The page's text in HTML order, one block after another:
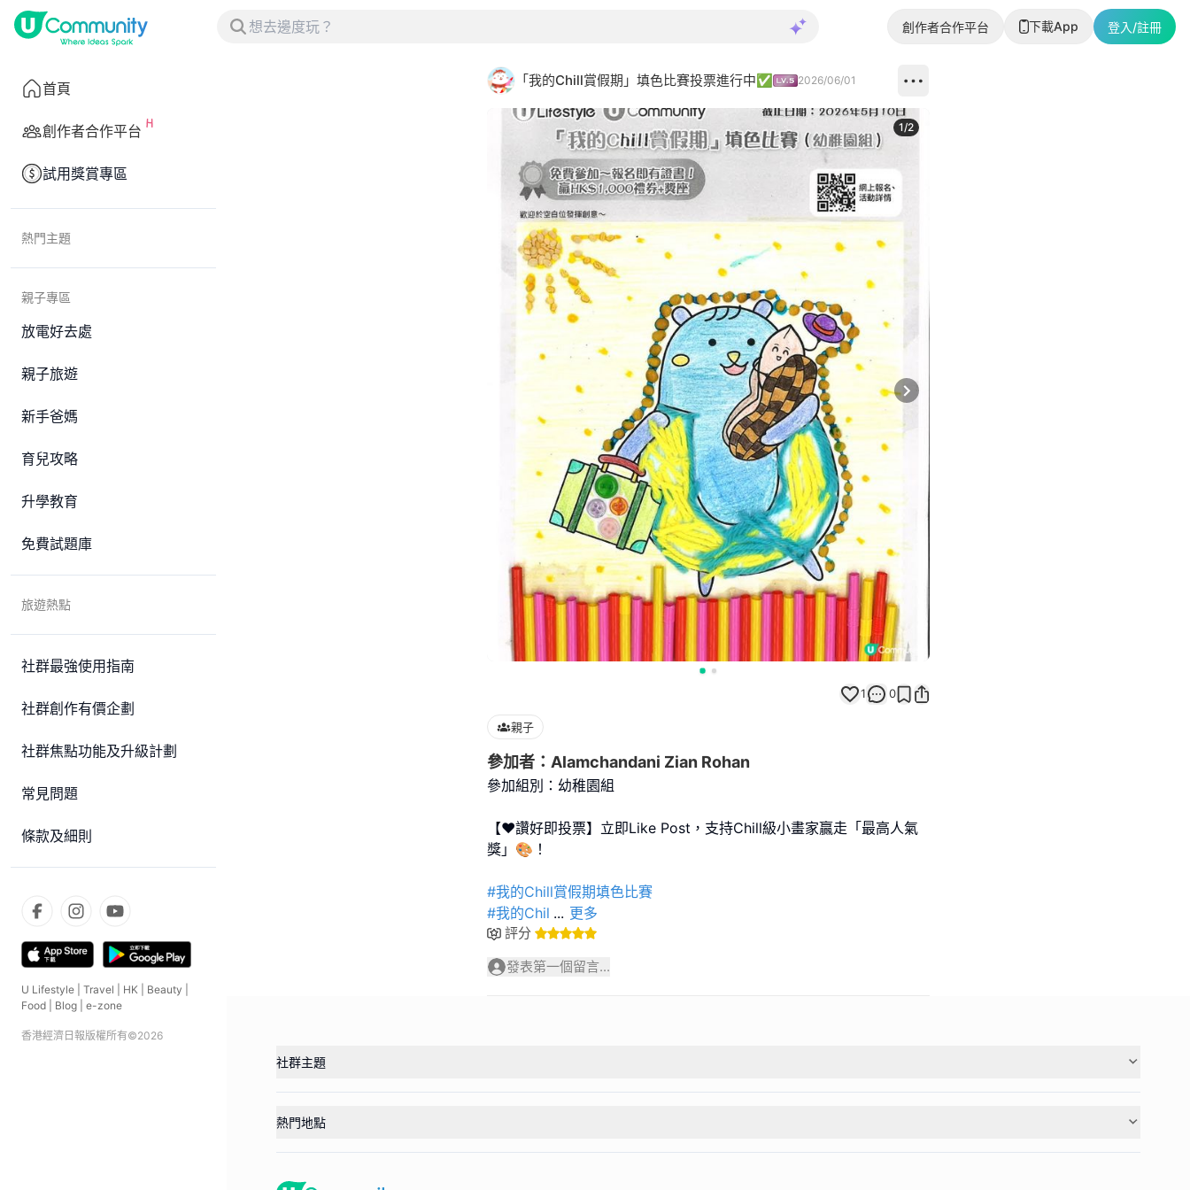
創作者合作平台 下載App 登入/註冊
首頁
創作者合作平台
試用獎賞專區
熱門主題
親子專區
放電好去處
親子旅遊
新手爸媽
育兒攻略
升學教育
免費試題庫
旅遊熱點
社群最強使用指南
社群創作有價企劃
社群焦點功能及升級計劃
常見問題
條款及細則
U Lifestyle Travel HK Beauty
Food
Blog e-zone
香港經濟日報版權所有©2026
「我的Chill賞假期」填色比賽投票進行中✅ 2026/06/01
Next slide
1/2
1 0
親子
參加者：Alamchandani Zian Rohan
參加組別：幼稚園組
【❤️讚好即投票】立即Like Post，支持Chill級小畫家贏走「最高人氣
獎」🎨！
#我的Chill賞假期填色比賽
#我的Chil ... 更多
評分
發表第一個留言...
社群主題
熱門地點